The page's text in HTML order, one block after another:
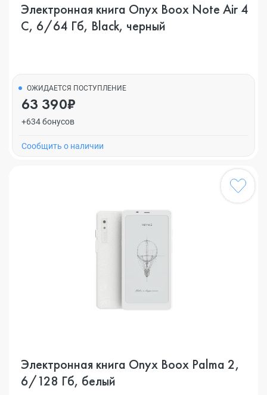
Электронная книга Onyx Boox Note Air 4
C, 6/64 Гб, Black, черный
ОЖИДАЕТСЯ ПОСТУПЛЕНИЕ
63 390₽
+634 бонусов
Cообщить о наличии
Электронная книга Onyx Boox Palma 2,
6/128 Гб, белый